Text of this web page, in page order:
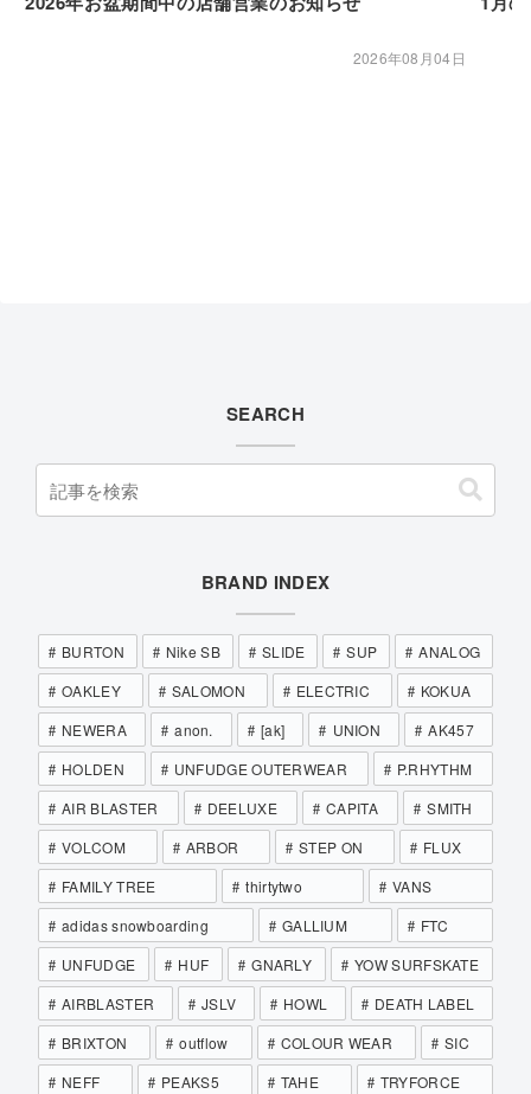
2026年08月04日
SEARCH
BRAND INDEX
BURTON Nike SB SLIDE SUP
ANALOG
OAKLEY
SALOMON ELECTRIC
KOKUA
NEWERA
anon. [ak] UNION
AK457
HOLDEN
UNFUDGE OUTERWEAR
P.RHYTHM
AIR BLASTER
DEELUXE CAPITA
SMITH
VOLCOM
ARBOR STEP ON
FLUX
FAMILY TREE
thirtytwo
VANS
adidas snowboarding
GALLIUM
FTC
UNFUDGE
HUF GNARLY
YOW SURFSKATE
AIRBLASTER
JSLV HOWL
DEATH LABEL
BRIXTON
outflow COLOUR WEAR
SIC
NEFF
PEAKS5 TAHE
TRYFORCE